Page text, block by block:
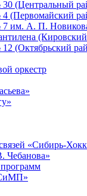
30 (Центральный
4 (Первомайский
7 им. А. П.
(Октябрьский
оркестр
«Сибирь-
Чебанова»
программ